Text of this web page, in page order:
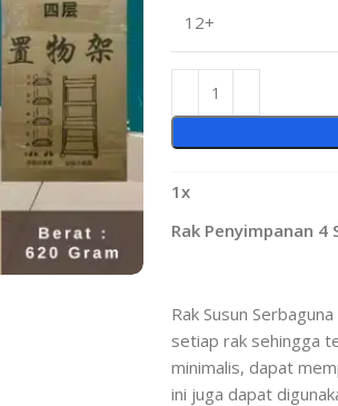
12+
1x
Rak Penyimpanan 4
Rak Susun
setiap rak sehingga
minimalis, dapat
ini juga dapat